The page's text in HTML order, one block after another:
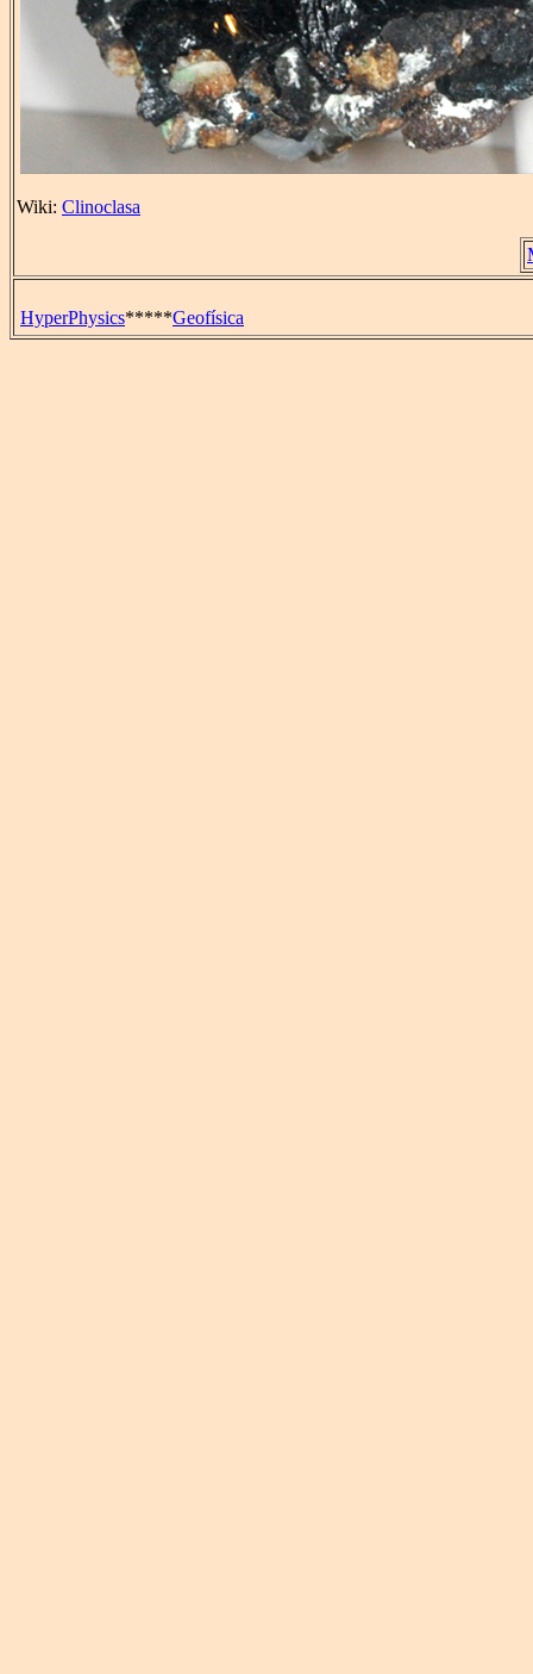
Wiki: Clinoclasa
HyperPhysics*****Geofísica